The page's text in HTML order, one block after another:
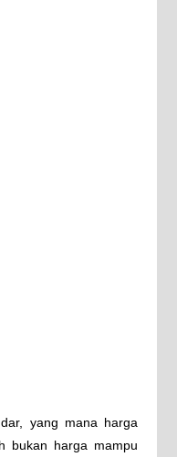
yang mana harga
bukan harga mampu